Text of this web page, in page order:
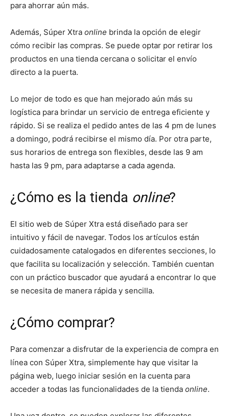
para ahorrar aún más.
Además, Súper Xtra online brinda la opción de elegir
cómo recibir las compras. Se puede optar por retirar los
productos en una tienda cercana o solicitar el envío
directo a la puerta.
Lo mejor de todo es que han mejorado aún más su
logística para brindar un servicio de entrega eficiente y
rápido. Si se realiza el pedido antes de las 4 pm de lunes
a domingo, podrá recibirse el mismo día. Por otra parte,
sus horarios de entrega son flexibles, desde las 9 am
hasta las 9 pm, para adaptarse a cada agenda.
¿Cómo es la tienda online?
El sitio web de Súper Xtra está diseñado para ser
intuitivo y fácil de navegar. Todos los artículos están
cuidadosamente catalogados en diferentes secciones, lo
que facilita su localización y selección. También cuentan
con un práctico buscador que ayudará a encontrar lo que
se necesita de manera rápida y sencilla.
¿Cómo comprar?
Para comenzar a disfrutar de la experiencia de compra en
línea con Súper Xtra, simplemente hay que visitar la
página web, luego iniciar sesión en la cuenta para
acceder a todas las funcionalidades de la tienda online.